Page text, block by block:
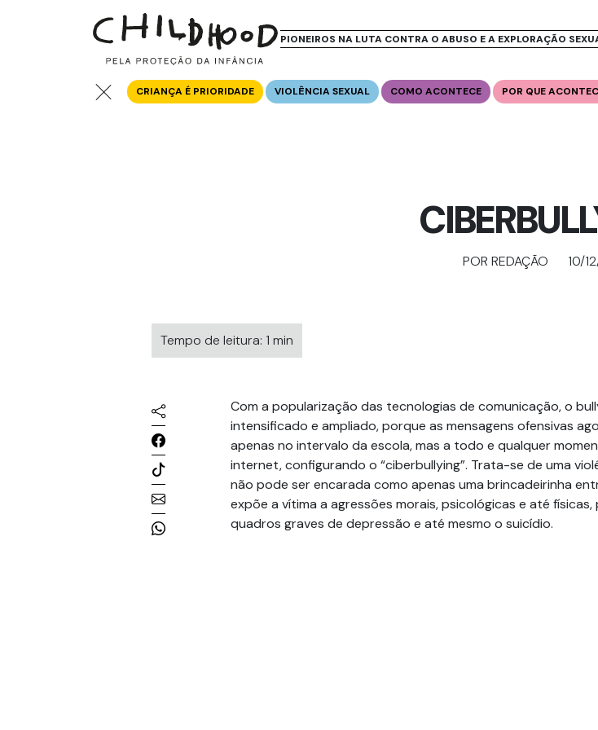
PIONEIROS NA LUTA CONTRA O ABUSO E A EXPLORAÇÃO
CRIANÇA É PRIORIDADE VIOLÊNCIA SEXUAL COMO ACONTECE POR QUE
POR REDAÇÃO 10/
Tempo de leitura: 1 min
Com a popularização das tecnologias de comunicação, o
intensificado e ampliado, porque as mensagens ofensivas
apenas no intervalo da escola, mas a todo e qualquer
internet, configurando o “ciberbullying”. Trata-se de uma
não pode ser encarada como apenas uma brincadeirinha
expõe a vítima a agressões morais, psicológicas e até
quadros graves de depressão e até mesmo o suicídio.